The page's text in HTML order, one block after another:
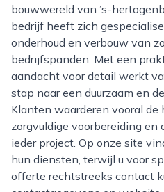
bouwwereld van ’s-
bedrijf heeft zich
onderhoud en verbouw van
bedrijfspanden. Met een
aandacht voor detail werkt
stap naar een duurzaam en
Klanten waarderen vooral de
zorgvuldige voorbereiding
ieder project. Op onze site
hun diensten, terwijl u voor
offerte rechtstreeks contact